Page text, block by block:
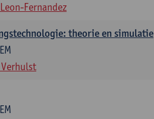
Fernandez
theorie en simulatie